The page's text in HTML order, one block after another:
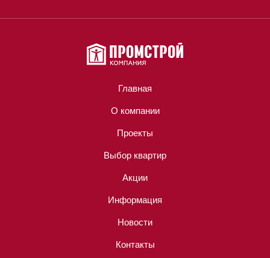
Главная
О компании
Проекты
Выбор квартир
Акции
Информация
Новости
Контакты